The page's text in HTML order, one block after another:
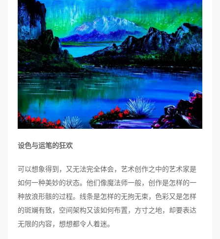
设色与运笔的狂欢
可以想象得到，又无法完全体会，艺术创作之中的艺术家是
如何一种美妙的状态。他们像魔法师一般，创作是怎样的一
种放浪形骸的过程。线条是怎样的无拘无束，色彩又是怎样
的斑斓有致，空间架构又该如何布置，方寸之地，却要表达
无限的内容，想想都令人着迷。